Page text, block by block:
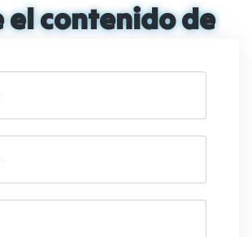
el contenido de
12ª edición